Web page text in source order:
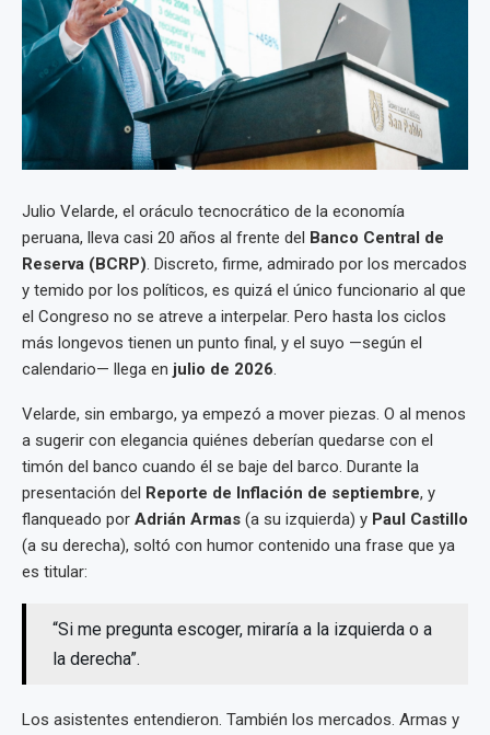
Julio Velarde, el oráculo tecnocrático de la economía
peruana, lleva casi 20 años al frente del Banco Central de
Reserva (BCRP). Discreto, firme, admirado por los mercados
y temido por los políticos, es quizá el único funcionario al que
el Congreso no se atreve a interpelar. Pero hasta los ciclos
más longevos tienen un punto final, y el suyo —según el
calendario— llega en julio de 2026.
Velarde, sin embargo, ya empezó a mover piezas. O al menos
a sugerir con elegancia quiénes deberían quedarse con el
timón del banco cuando él se baje del barco. Durante la
presentación del Reporte de Inflación de septiembre, y
flanqueado por Adrián Armas (a su izquierda) y Paul Castillo
(a su derecha), soltó con humor contenido una frase que ya
es titular:
“Si me pregunta escoger, miraría a la izquierda o a
la derecha”.
Los asistentes entendieron. También los mercados. Armas y